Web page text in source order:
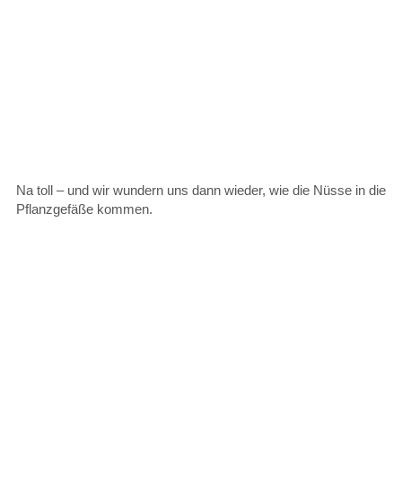
Na toll – und wir wundern uns dann wieder, wie die Nüsse in die
Pflanzgefäße kommen.